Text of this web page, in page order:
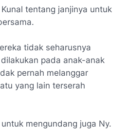
tentang janjinya untuk
tidak seharusnya
pada anak-anak
pernah melanggar
yang lain terserah
mengundang juga Ny.